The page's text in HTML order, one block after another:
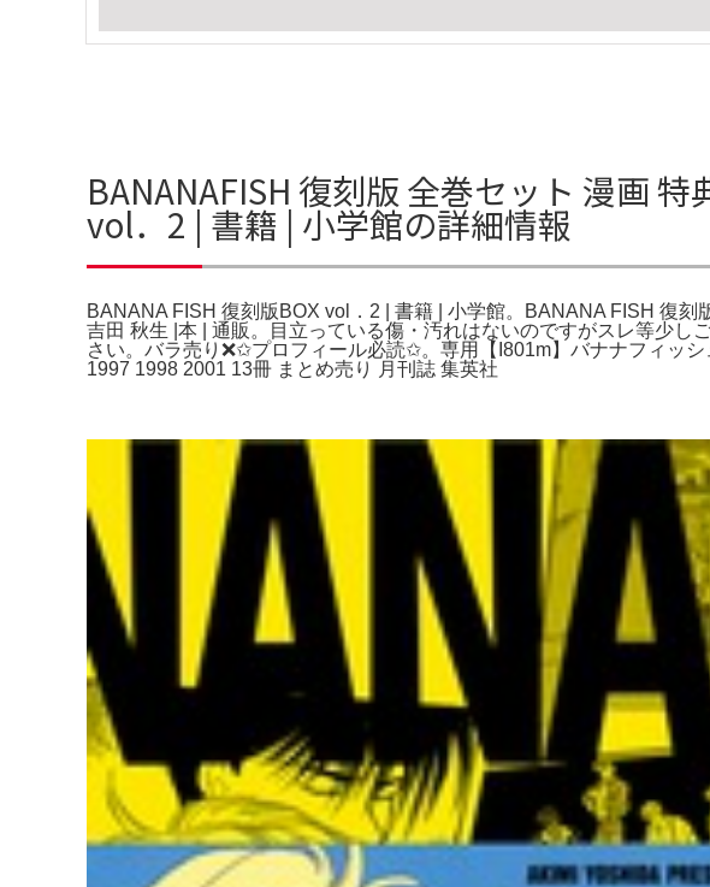
BANANAFISH 復刻版 全巻セット 漫画
vol．2 | 書籍 | 小学館の詳細情報
BANANA FISH 復刻版BOX vol．2 | 書籍 | 小学館。BANANA FISH 復刻
吉田 秋生 |本 | 通販。目立っている傷・汚れはないのですがスレ等少
さい。バラ売り❌✩プロフィール必読✩。専用【I801m】バナナフィ
1997 1998 2001 13冊 まとめ売り 月刊誌 集英社